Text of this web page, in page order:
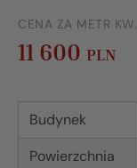
CENA ZA METR KW.
11 600 PLN
Budynek
Powierzchnia